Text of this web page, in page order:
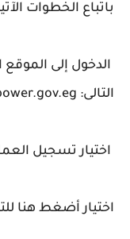
باتباع الخطوات
الدخول إلى الموقع
التالى: http://www.manpower.gov.eg/
اختيار تسجيل
اختيار أضغط هنا